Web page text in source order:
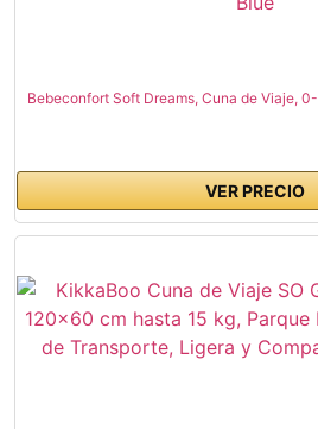
Bebeconfort Soft Dreams, Cuna de Viaje,
VER PRECIO